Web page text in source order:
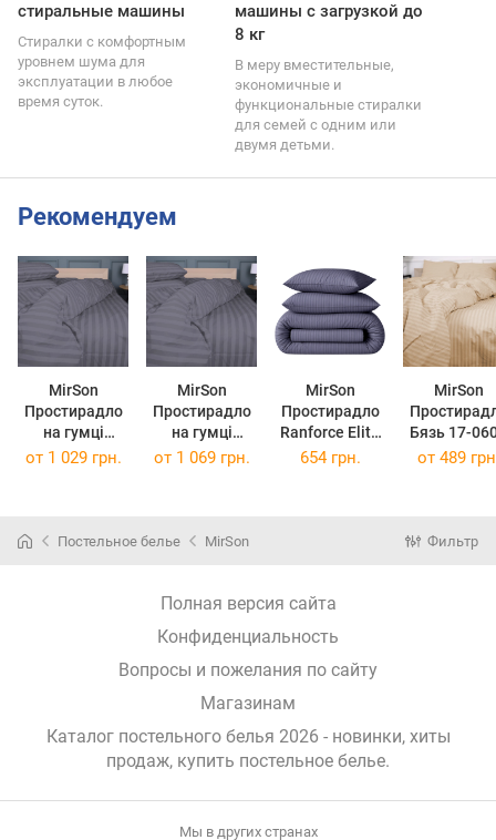
стиральные машины
Стиралки с комфортным
уровнем шума для
эксплуатации в любое
время суток.
машины с загрузкой до
8 кг
В меру вместительные,
экономичные и
функциональные стиралки
для семей с одним или
двумя детьми.
Рекомендуем
MirSon
Простирадло
на гумці
Ranforce Elite
MirSon
Простирадло
на гумці
Ranforce Elite
MirSon
Простирадло
Ranforce Elite
17-0601 Stripe
MirSon
Бязь 17-
Stripe
от 1 029 грн. от 1 069 грн. 654 грн. от 489
Постельное белье MirSon Фильтр
Полная версия сайта
Конфиденциальность
Вопросы и пожелания по сайту
Магазинам
Каталог постельного белья 2026 - новинки, хиты
продаж, купить постельное белье.
Мы в других странах